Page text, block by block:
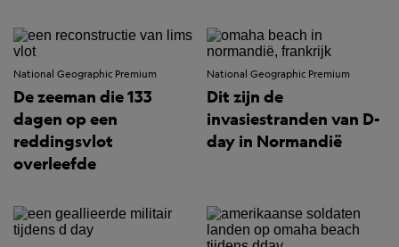
National Geographic Premium
De zeeman die 133
dagen op een
reddingsvlot
overleefde
National Geographic Premium
Dit zijn de
invasiestranden van D-
day in Normandië